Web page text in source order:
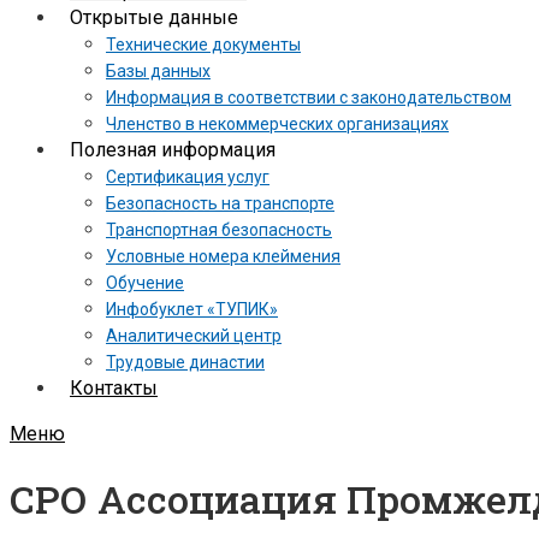
Открытые данные
Технические документы
Базы данных
Информация в соответствии с законодательством
Членство в некоммерческих организациях
Полезная информация
Сертификация услуг
Безопасность на транспорте
Транспортная безопасность
Условные номера клеймения
Обучение
Инфобуклет «ТУПИК»
Аналитический центр
Трудовые династии
Контакты
Меню
СРО Ассоциация